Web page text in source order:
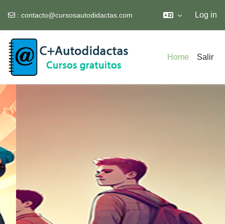
: contacto@cursosautodidactas.com Log in
Home Salir